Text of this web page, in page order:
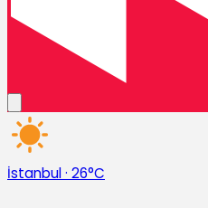
İstanbul· 26°C